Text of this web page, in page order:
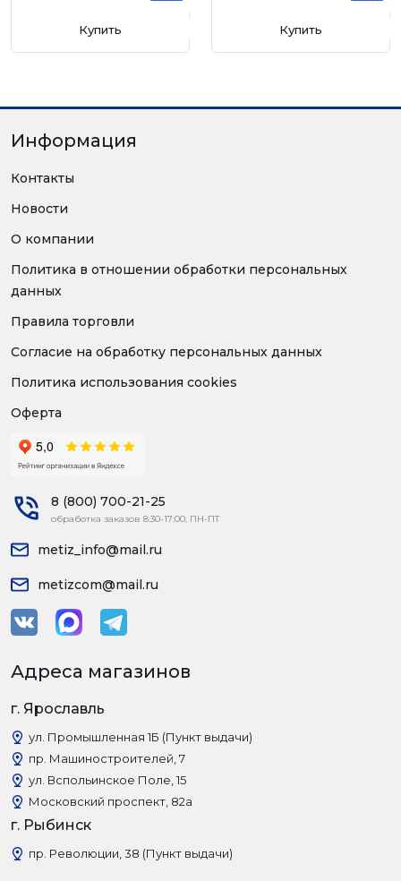
Купить Купить
Информация
Контакты
Новости
О компании
Политика в отношении обработки персональных
данных
Правила торговли
Согласие на обработку персональных данных
Политика использования cookies
Оферта
8 (800) 700-21-25
обработка заказов 8:30-17:00, ПН-ПТ
metiz_info@mail.ru
metizcom@mail.ru
Адреса магазинов
г. Ярославль
ул. Промышленная 1Б (Пункт выдачи)
пр. Машиностроителей, 7
ул. Вспольинское Поле, 15
Московский проспект, 82а
г. Рыбинск
пр. Революции, 38 (Пункт выдачи)